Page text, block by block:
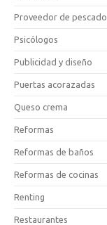
Proveedor de pescado
Psicólogos
Publicidad y diseño
Puertas acorazadas
Queso crema
Reformas
Reformas de baños
Reformas de cocinas
Renting
Restaurantes